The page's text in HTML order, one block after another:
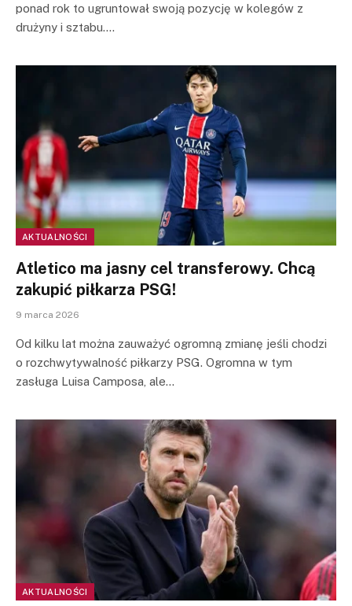
ponad rok to ugruntował swoją pozycję w kolegów z
drużyny i sztabu.…
AKTUALNOŚCI
Atletico ma jasny cel transferowy. Chcą
zakupić piłkarza PSG!
9 marca 2026
Od kilku lat można zauważyć ogromną zmianę jeśli chodzi
o rozchwytywalność piłkarzy PSG. Ogromna w tym
zasługa Luisa Camposa, ale…
AKTUALNOŚCI